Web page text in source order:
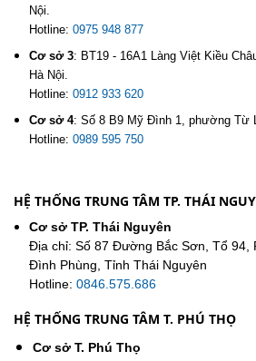
Nội.
Hotline: 0975 948 877
Cơ sở 3: BT19 - 16A1 Làng Việt Kiều
Hà Nội.
Hotline: 0912 933 620
Cơ sở 4: Số 8 B9 Mỹ Đình 1, phường Từ
Hotline: 0989 595 750
HỆ THỐNG TRUNG TÂM TP. THÁI
Cơ sở TP. Thái Nguyên
Địa chỉ: Số 87 Đường Bắc Sơn, Tổ 94,
Đình Phùng, Tỉnh Thái Nguyên
Hotline: 0846.575.686
HỆ THỐNG TRUNG TÂM T. PHÚ THỌ
Cơ sở T. Phú Thọ